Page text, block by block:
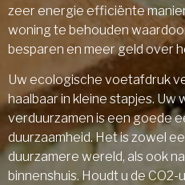
zeer energie efficiënte
woning te behouden
besparen en meer geld over
Uw ecologische voetafdruk
haalbaar in kleine stapjes. Uw
verduurzamen is een goede
duurzaamheid. Het is zowel
duurzamere wereld, als ook
binnenshuis. Houdt u de